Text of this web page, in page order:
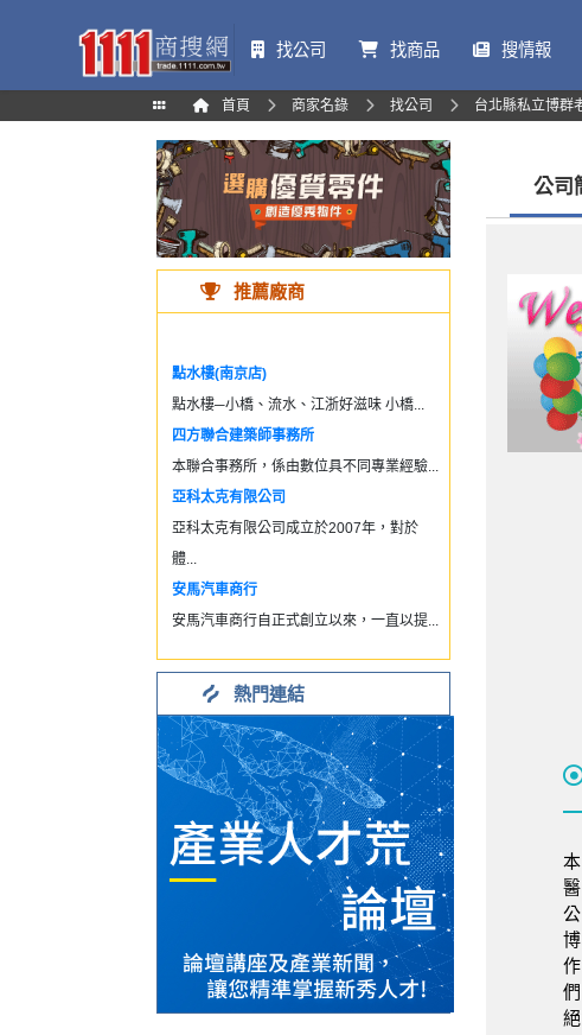
找公司 找商品 搜情報
首頁 商家名錄 找公司 台北縣私立博群
推薦廠商
點水樓(南京店)
點水樓─小橋、流水、江浙好滋味 小橋...
四方聯合建築師事務所
本聯合事務所，係由數位具不同專業經驗...
亞科太克有限公司
亞科太克有限公司成立於2007年，對於
體...
安馬汽車商行
安馬汽車商行自正式創立以來，一直以提...
熱門連結
公司